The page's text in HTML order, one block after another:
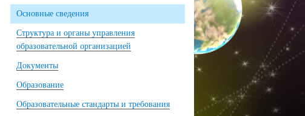
Основные сведения
Структура и органы управления
образовательной организацией
Документы
Образование
Образовательные стандарты и требования